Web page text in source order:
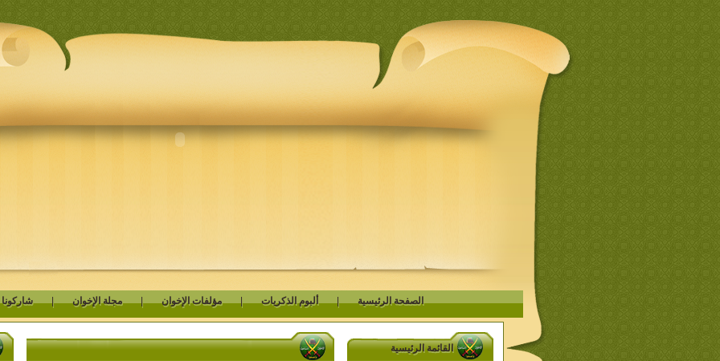
الصفحة الرئيسية | ألبوم الذكريات | مؤلفات الإخوان | مجلة الإخوان | شاركونا
القائمة الرئيسية